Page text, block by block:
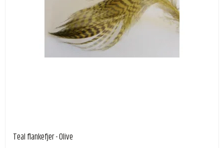
Teal flankefjer - Olive